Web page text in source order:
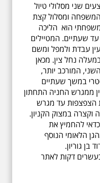
שני מסלולי טיול
ומסלול קצת
הוא הליכה
שעתיים. המטיילים
עבדת ולמפל ומשם
נחל צין. מכאן
המורכב יותר,
במשך שעתיים
ממגרש החניה התחתון
הצפצפות עד מגרש
וקצרה במצוק הקניון.
להחמיץ את
הלאומי הנוסף
גוריון.
דקות לאתר